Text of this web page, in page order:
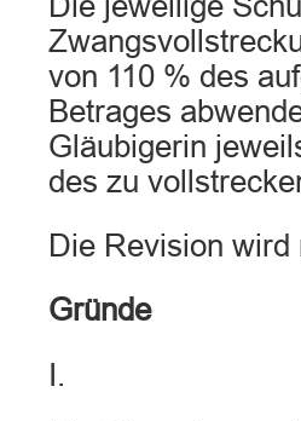
von 110 % des
Betrages
Gläubigerin
des zu
Die Revision wird
Gründe
I.